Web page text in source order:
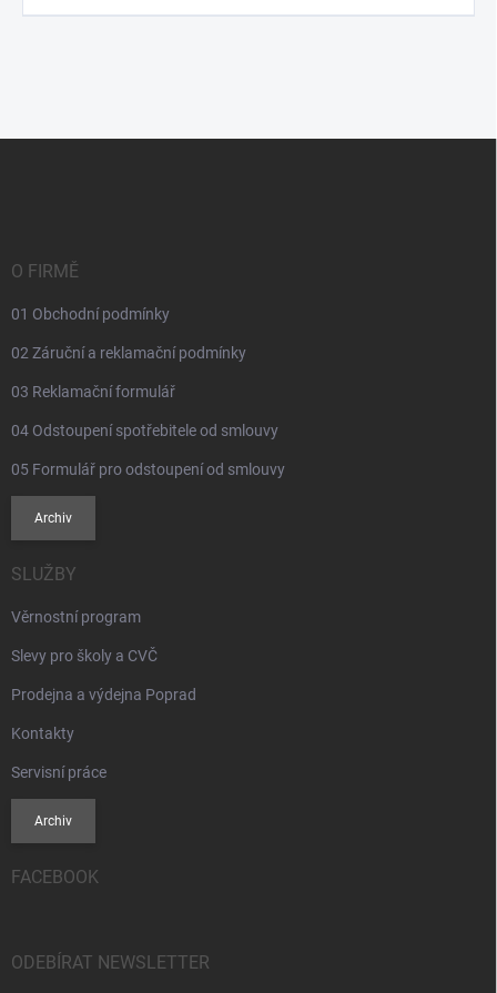
O FIRMĚ
01 Obchodní podmínky
02 Záruční a reklamační podmínky
03 Reklamační formulář
04 Odstoupení spotřebitele od smlouvy
05 Formulář pro odstoupení od smlouvy
Archiv
SLUŽBY
Věrnostní program
Slevy pro školy a CVČ
Prodejna a výdejna Poprad
Kontakty
Servisní práce
Archiv
FACEBOOK
ODEBÍRAT NEWSLETTER